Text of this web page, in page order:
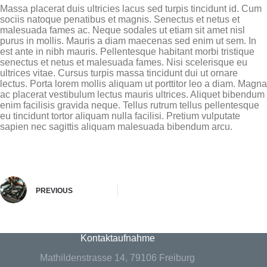
Massa placerat duis ultricies lacus sed turpis tincidunt id. Cum
sociis natoque penatibus et magnis. Senectus et netus et
malesuada fames ac. Neque sodales ut etiam sit amet nisl
purus in mollis. Mauris a diam maecenas sed enim ut sem. In
est ante in nibh mauris. Pellentesque habitant morbi tristique
senectus et netus et malesuada fames. Nisi scelerisque eu
ultrices vitae. Cursus turpis massa tincidunt dui ut ornare
lectus. Porta lorem mollis aliquam ut porttitor leo a diam. Magna
ac placerat vestibulum lectus mauris ultrices. Aliquet bibendum
enim facilisis gravida neque. Tellus rutrum tellus pellentesque
eu tincidunt tortor aliquam nulla facilisi. Pretium vulputate
sapien nec sagittis aliquam malesuada bibendum arcu.
PREVIOUS
Kontaktaufnahme
Mathildenstrasse 14, 79106 Freiburg